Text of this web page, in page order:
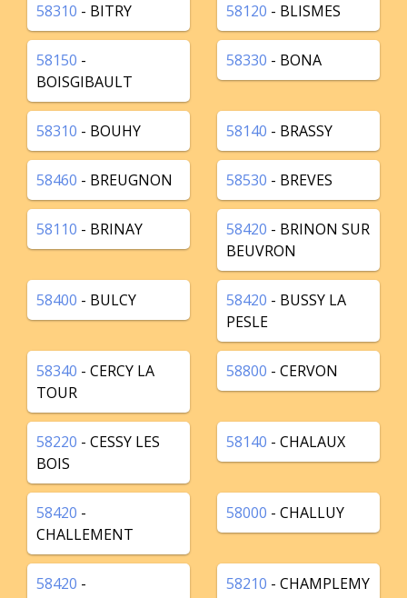
58310 - BITRY 58120 - BLISMES
58150 -
BOISGIBAULT
58330 - BONA
58310 - BOUHY 58140 - BRASSY
58460 - BREUGNON 58530 - BREVES
58110 - BRINAY 58420 - BRINON SUR
BEUVRON
58400 - BULCY 58420 - BUSSY LA
PESLE
58340 - CERCY LA
TOUR
58800 - CERVON
58220 - CESSY LES
BOIS
58140 - CHALAUX
58420 -
CHALLEMENT
58000 - CHALLUY
58420 -
58210 - CHAMPLEMY